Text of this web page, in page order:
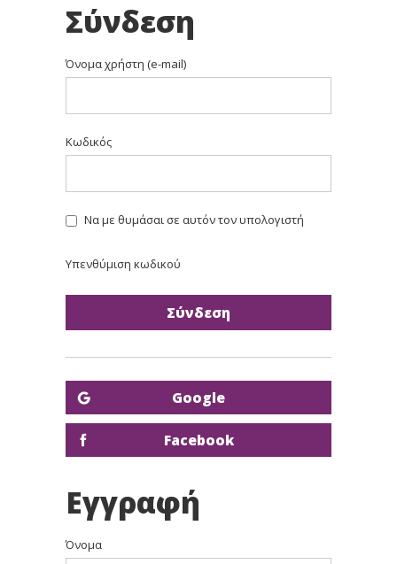
Σύνδεση
Όνομα χρήστη (e-mail)
Κωδικός
Να με θυμάσαι σε αυτόν τον υπολογιστή
Υπενθύμιση κωδικού
Google
Facebook
Εγγραφή
Όνομα